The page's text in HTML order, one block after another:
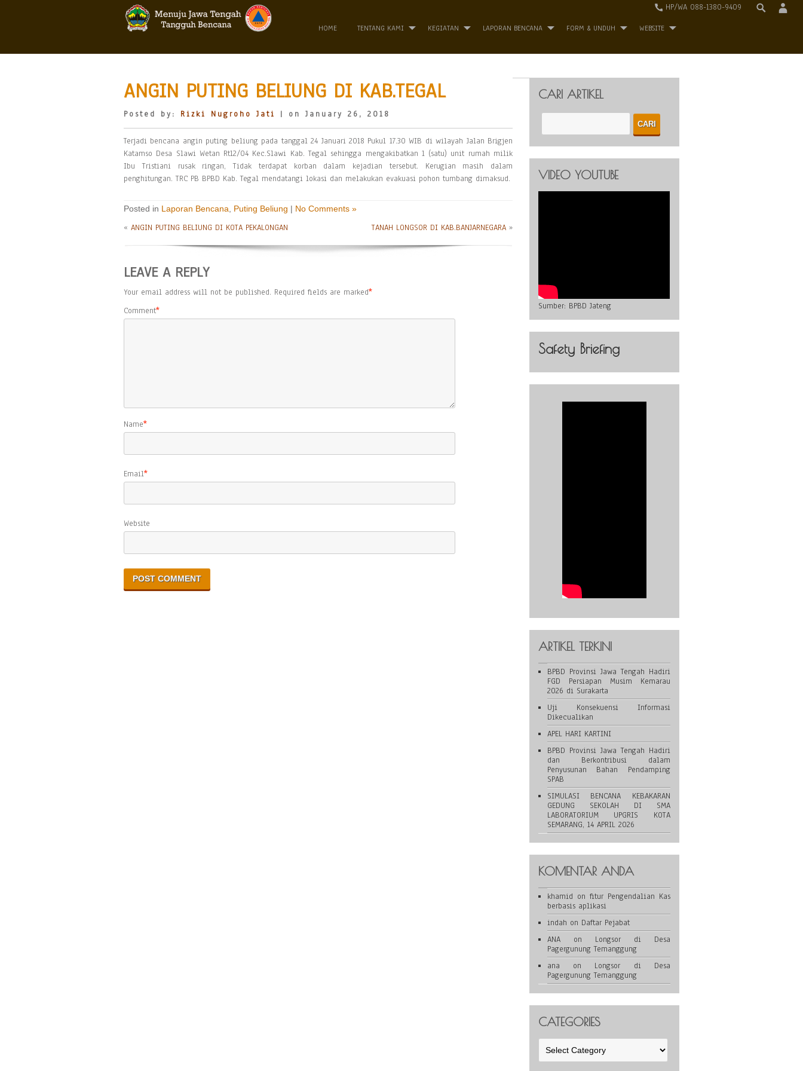
HP/WA 088-1380-9409
HOME TENTANG KAMI KEGIATAN LAPORAN BENCANA FORM & UNDUH WEBSITE
ANGIN PUTING BELIUNG DI KAB.TEGAL
Posted by: Rizki Nugroho Jati | on January 26, 2018
Terjadi bencana angin puting beliung pada tanggal 24 Januari 2018 Pukul 17.30 WIB di wilayah Jalan Brigjen
Katamso Desa Slawi Wetan Rt12/04 Kec.Slawi Kab. Tegal sehingga mengakibatkan 1 (satu) unit rumah milik
Ibu Tristiani rusak ringan, Tidak terdapat korban dalam kejadian tersebut. Kerugian masih dalam
penghitungan. TRC PB BPBD Kab. Tegal mendatangi lokasi dan melakukan evakuasi pohon tumbang dimaksud.
Posted in Laporan Bencana Puting Beliung | No Comments »
« ANGIN PUTING BELIUNG DI KOTA PEKALONGAN TANAH LONGSOR DI KAB.BANJARNEGARA »
LEAVE A REPLY
Your email address will not be published. Required fields are marked*
Comment*
Name*
Email*
Website
CARI ARTIKEL
VIDEO YOUTUBE
Sumber: BPBD Jateng
Safety Briefing
ARTIKEL TERKINI
BPBD Provinsi Jawa Tengah Hadiri
FGD Persiapan Musim Kemarau
2026 di Surakarta
Uji Konsekuensi Informasi
Dikecualikan
APEL HARI KARTINI
BPBD Provinsi Jawa Tengah Hadiri
dan Berkontribusi dalam
Penyusunan Bahan Pendamping
SPAB
SIMULASI BENCANA KEBAKARAN
GEDUNG SEKOLAH DI SMA
LABORATORIUM UPGRIS KOTA
SEMARANG, 14 APRIL 2026
KOMENTAR ANDA
khamid on fitur Pengendalian Kas
berbasis aplikasi
indah on Daftar Pejabat
ANAon Longsor di Desa
Pagergunung Temanggung
ana on Longsor di Desa
Pagergunung Temanggung
CATEGORIES
Categories